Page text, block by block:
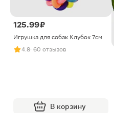
125.99 ₽
Игрушка для собак Клубок 7см
4.8· 60 отзывов
В корзину